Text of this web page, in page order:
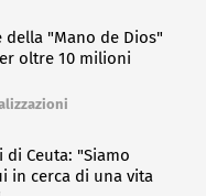
della "Mano de Dios"
oltre 10 milioni
di Ceuta: "Siamo
in cerca di una vita